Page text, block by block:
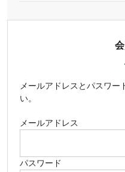
メールアドレス とパスワー
い。
メールアドレス
パスワード